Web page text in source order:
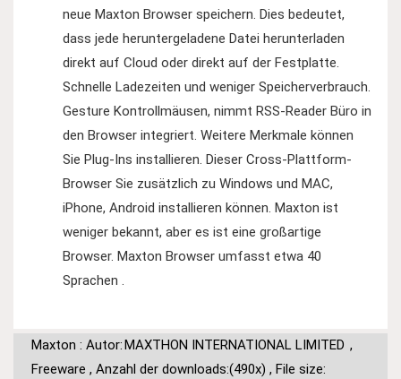
neue Maxton Browser speichern. Dies bedeutet,
dass jede heruntergeladene Datei herunterladen
direkt auf Cloud oder direkt auf der Festplatte.
Schnelle Ladezeiten und weniger Speicherverbrauch.
Gesture Kontrollmäusen, nimmt RSS-Reader Büro in
den Browser integriert. Weitere Merkmale können
Sie Plug-Ins installieren. Dieser Cross-Plattform-
Browser Sie zusätzlich zu Windows und MAC,
iPhone, Android installieren können. Maxton ist
weniger bekannt, aber es ist eine großartige
Browser. Maxton Browser umfasst etwa 40
Sprachen .
Maxton : Autor:MAXTHON INTERNATIONAL LIMITED ,
Freeware , Anzahl der downloads:(490x) , File size: